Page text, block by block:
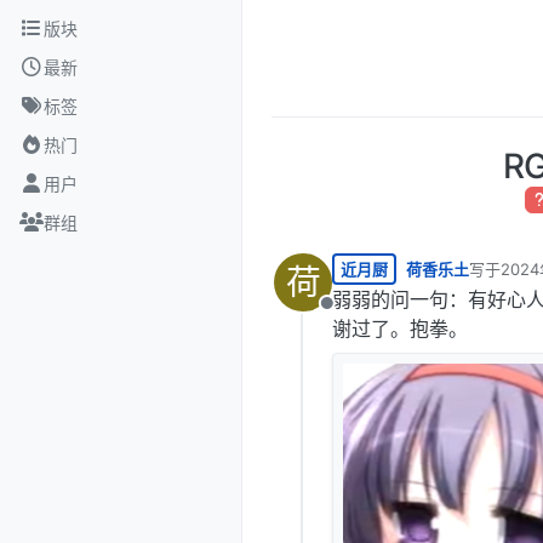
跳转至内容
版块
最新
标签
热门
用户
群组
荷
离线
近月厨 荷香乐土写于2024
最后由 编
弱弱的问一句：有好心
谢过了。抱拳。